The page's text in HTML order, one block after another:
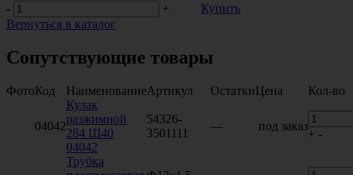
-
+
Купить
Вернуться в каталог
Сопутствующие товары
ФотоКод НаименованиеАртикул ОстаткиЦена Кол-во
04042
Кулак
разжимной
284 Ш40
04042
54326-
3501111
— под заказ
+ -
Трубка